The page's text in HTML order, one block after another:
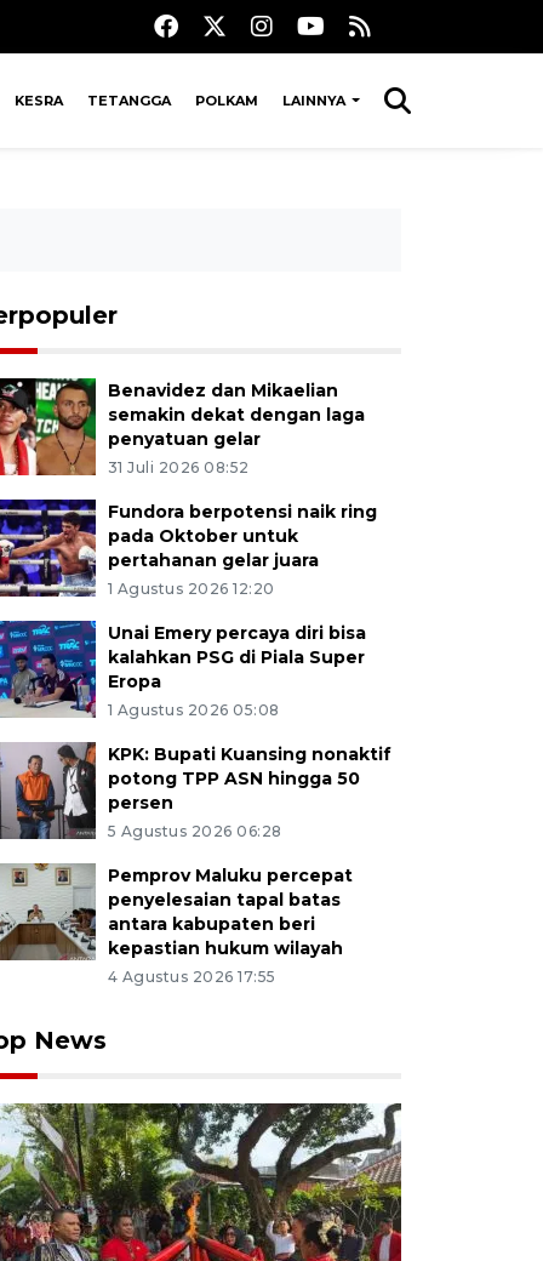
KESRA TETANGGA POLKAM LAINNYA
Benavidez dan Mikaelian
semakin dekat dengan laga
penyatuan gelar
31 Juli 2026 08:52
Fundora berpotensi naik ring
pada Oktober untuk
pertahanan gelar juara
1 Agustus 2026 12:20
Unai Emery percaya diri bisa
kalahkan PSG di Piala Super
Eropa
1 Agustus 2026 05:08
KPK: Bupati Kuansing nonaktif
potong TPP ASN hingga 50
persen
5 Agustus 2026 06:28
Pemprov Maluku percepat
penyelesaian tapal batas
antara kabupaten beri
kepastian hukum wilayah
4 Agustus 2026 17:55
News